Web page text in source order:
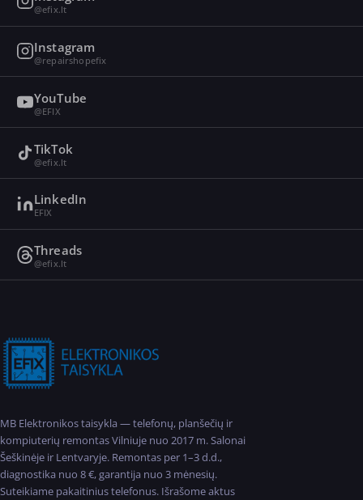
@efix.lt
Instagram
@repairshopefix
YouTube
@EFIX
TikTok
@efix.lt
LinkedIn
EFIX
Threads
@efix.lt
MB Elektronikos taisykla — telefonų, planšečių ir
kompiuterių remontas Vilniuje nuo 2017 m. Salonai
Šeškinėje ir Lentvaryje. Remontas per 1–3 d.d.,
diagnostika nuo 8 €, garantija nuo 3 mėnesių.
Suteikiame pakaitinius telefonus. Išrašome aktus